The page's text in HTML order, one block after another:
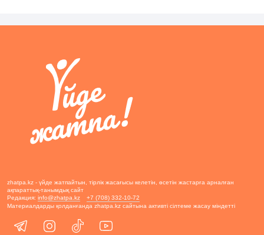
zhatpa.kz - үйде жатпайтын, тірлік жасағысы келетін, өсетін жастарға арналған
ақпараттық-танымдық сайт
Редакция: info@zhatpa.kz
+7 (708) 332-10-72
Материалдарды қолданғанда zhatpa.kz сайтына активті сілтеме жасау міндетті